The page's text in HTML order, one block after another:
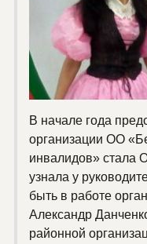
В начале года
организации ОО
инвалидов» стала
узнала у
быть в работе
Александр
районной